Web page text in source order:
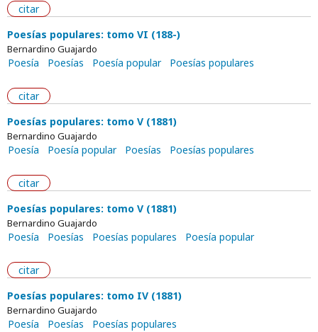
citar
Poesías populares: tomo VI (188-)
Bernardino Guajardo
Poesía Poesías Poesía popular Poesías populares
citar
Poesías populares: tomo V (1881)
Bernardino Guajardo
Poesía Poesía popular Poesías Poesías populares
citar
Poesías populares: tomo V (1881)
Bernardino Guajardo
Poesía Poesías Poesías populares Poesía popular
citar
Poesías populares: tomo IV (1881)
Bernardino Guajardo
Poesía Poesías
Poesías populares